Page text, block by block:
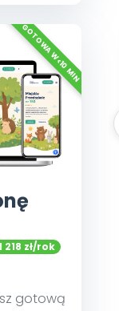
218 zł/rok
gotową